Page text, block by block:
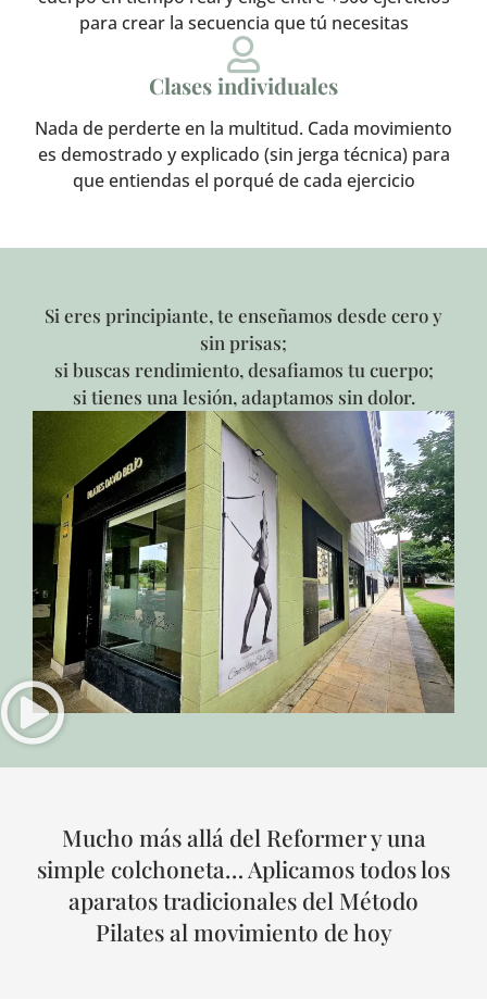
para crear la secuencia que tú necesitas
Clases individuales
Nada de perderte en la multitud. Cada movimiento
es demostrado y explicado (sin jerga técnica) para
que entiendas el porqué de cada ejercicio
Si eres principiante, te enseñamos desde cero y
sin prisas;
si buscas rendimiento, desafiamos tu cuerpo;
si tienes una lesión, adaptamos sin dolor.
Mucho más allá del Reformer y una
simple colchoneta… Aplicamos todos los
aparatos tradicionales del Método
Pilates al movimiento de hoy